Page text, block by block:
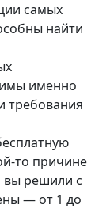
самых
найти
именно
требования
то причине
вы решили с
— от 1 до